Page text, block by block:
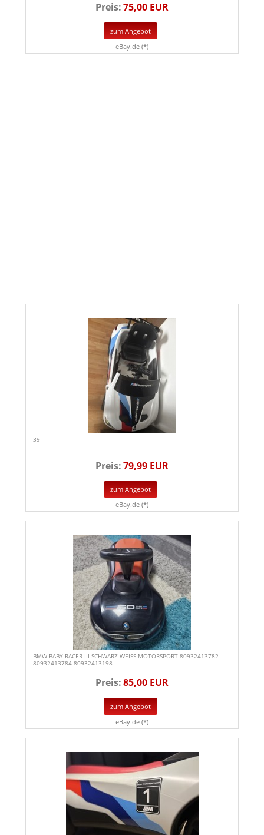
Preis:75,00 EUR
zum Angebot
eBay.de (*)
39
Preis:79,99 EUR
zum Angebot
eBay.de (*)
BMW BABY RACER III SCHWARZ WEISS MOTORSPORT 80932413782
80932413784 80932413198
Preis:85,00 EUR
zum Angebot
eBay.de (*)